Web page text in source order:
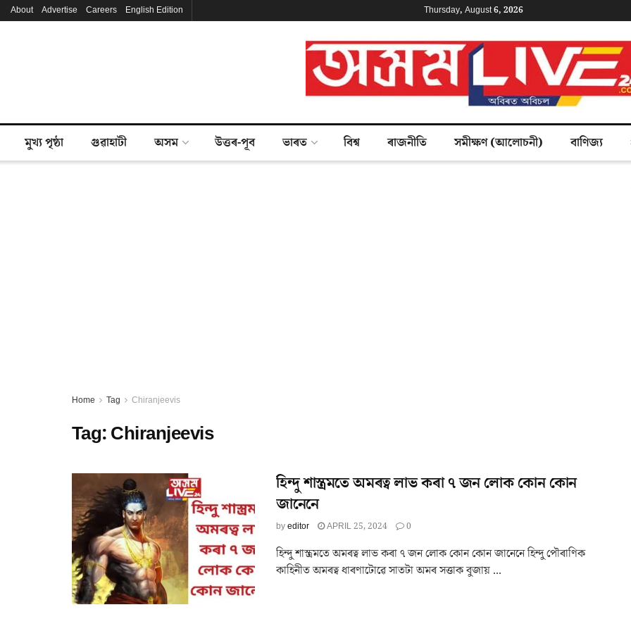
About Advertise Careers English Edition Thursday, August 6, 2026
মুখ্য পৃষ্ঠা গুৱাহাটী অসম উত্তৰ-পূব ভাৰত বিশ্ব ৰাজনীতি সমীক্ষণ (আলোচনী) বাণিজ্য
Home Tag Chiranjeevis
Tag:Chiranjeevis
হিন্দু শাস্ত্ৰমতে অমৰত্ব লাভ কৰা ৭ জন লোক কোন কোন
জানেনে
byeditor APRIL 25, 2024 0
হিন্দু শাস্ত্ৰমতে অমৰত্ব লাভ কৰা ৭ জন লোক কোন কোন জানেনে হিন্দু পৌৰাণিক
কাহিনীত অমৰত্ব ধাৰণাটোৱে সাতটা অমৰ সত্তাক বুজায় ...